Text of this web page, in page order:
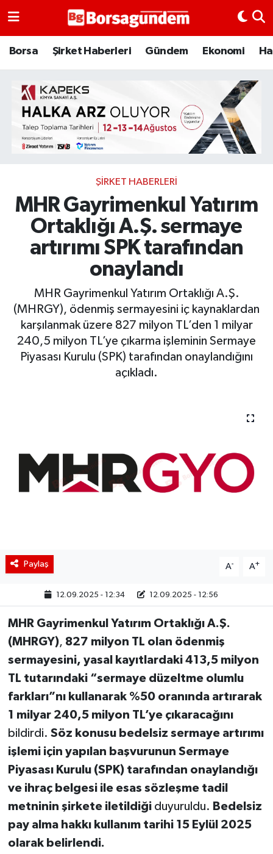
Borsa Şirket Haberleri Gündem Ekonomi
ŞIRKET HABERLERI
MHR Gayrimenkul Yatırım
Ortaklığı A.Ş. sermaye
artırımı SPK tarafından
onaylandı
MHR Gayrimenkul Yatırım Ortaklığı A.Ş.
(MHRGY), ödenmiş sermayesini iç kaynaklardan
karşılanmak üzere 827 milyon TL’den 1 milyar
240,5 milyon TL’ye çıkarma işleminin Sermaye
Piyasası Kurulu (SPK) tarafından onaylandığını
açıkladı.
Paylaş A- A+
12.09.2025 - 12:34 12.09.2025 - 12:56
MHR Gayrimenkul Yatırım Ortaklığı A.Ş.
(MHRGY), 827 milyon TL olan ödenmiş
sermayesini, yasal kayıtlardaki 413,5 milyon
TL tutarındaki “sermaye düzeltme olumlu
farkları”nı kullanarak %50 oranında artırarak
1 milyar 240,5 milyon TL’ye çıkaracağını
bildirdi. Söz konusu bedelsiz sermaye artırımı
işlemi için yapılan başvurunun Sermaye
Piyasası Kurulu (SPK) tarafından onaylandığı
ve ihraç belgesi ile esas sözleşme tadil
metninin şirkete iletildiğiduyuruldu. Bedelsiz
pay alma hakkı kullanım tarihi 15 Eylül 2025
olarak belirlendi.
Borsa
Emtia
Galeri
Bitcoin
Şirket Haberleri
Borsa Gundem
BIST 100 Isı Haritası
Coin Isı Haritası
Ekonomik Takvim
İletişim